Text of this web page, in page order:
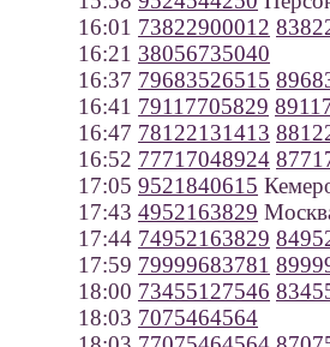
16:01 73822900012
16:21 38056735040
16:37 79683526515
16:41 79117705829
16:47 78122131413
16:52 77717048924
17:05 9521840615
17:43 4952163829
17:44 74952163829
17:59 79999683781
18:00 73455127546
18:03 7075464564